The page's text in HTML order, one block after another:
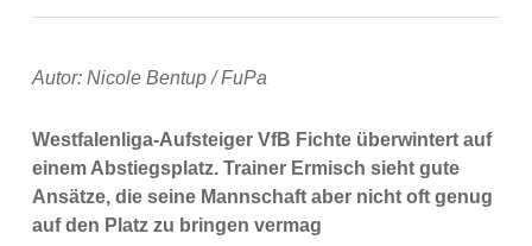
Autor: Nicole Bentup / FuPa
Westfalenliga-Aufsteiger VfB Fichte überwintert auf
einem Abstiegsplatz. Trainer Ermisch sieht gute
Ansätze, die seine Mannschaft aber nicht oft genug
auf den Platz zu bringen vermag